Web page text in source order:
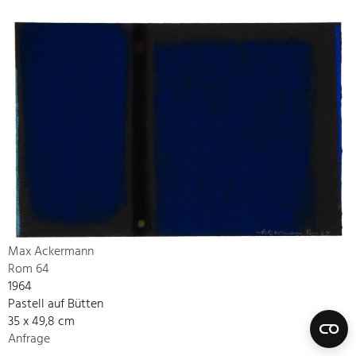
Max Ackermann
Rom 64
1964
Pastell auf Bütten
35 x 49,8 cm
Anfrage